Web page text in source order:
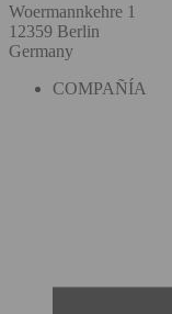
Woermannkehre 1
12359 Berlin
Germany
COMPAÑÍA